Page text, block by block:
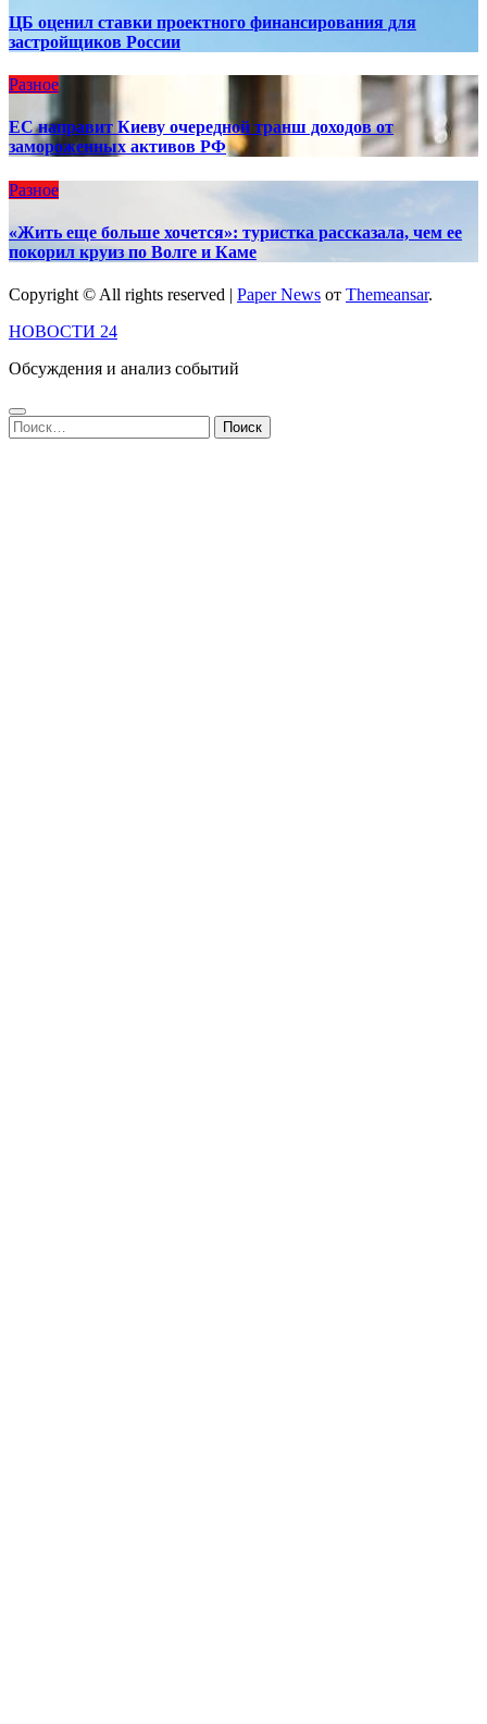
ЦБ оценил ставки проектного финансирования для
застройщиков России
Разное
ЕС направит Киеву очередной транш доходов от
замороженных активов РФ
Разное
«Жить еще больше хочется»: туристка рассказала, чем ее
покорил круиз по Волге и Каме
Copyright © All rights reserved | Paper News от Themeansar.
НОВОСТИ 24
Обсуждения и анализ событий
Найти: